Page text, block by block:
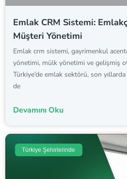
Emlak CRM Sistemi:
Müşteri Yönetimi
Emlak crm sistemi, gayrimenkul
yönetimi, mülk yönetimi ve gelişmiş
Türkiye’de emlak sektörü, son
de
Devamını Oku
Türkiye Şehirlerinde